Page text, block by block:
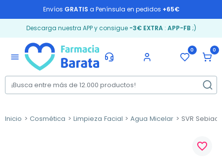
Envíos GRATIS a Península en pedidos +65€
Descarga nuestra APP y consigue -3€ EXTRA: APP-FB ;)
menu
0 0
Inicio Cosmética Limpieza Facial Agua Micelar SVR
favorite_border